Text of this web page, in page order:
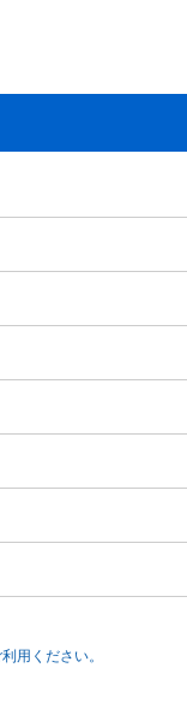
用ください。